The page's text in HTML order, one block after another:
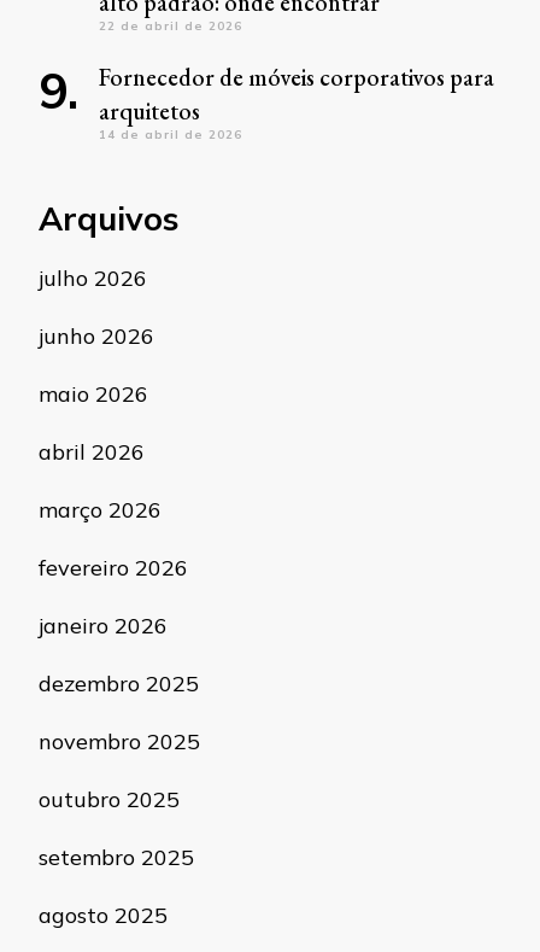
22 de abril de 2026
Fornecedor de móveis corporativos para
arquitetos
14 de abril de 2026
Arquivos
julho 2026
junho 2026
maio 2026
abril 2026
março 2026
fevereiro 2026
janeiro 2026
dezembro 2025
novembro 2025
outubro 2025
setembro 2025
agosto 2025